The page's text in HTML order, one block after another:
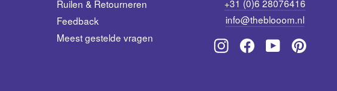
Ruilen & Retourneren
Feedback
Meest gestelde vragen
+31 (0)6 28076416
info@theblooom.nl
InstagramFacebookYouTubePinterest